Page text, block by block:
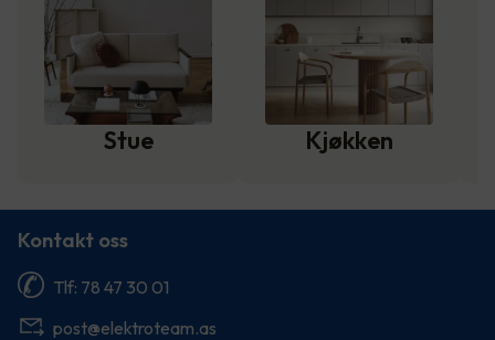
Stue Kjøkken
Kontakt oss
Tlf: 78 47 30 01
post@elektroteam.as